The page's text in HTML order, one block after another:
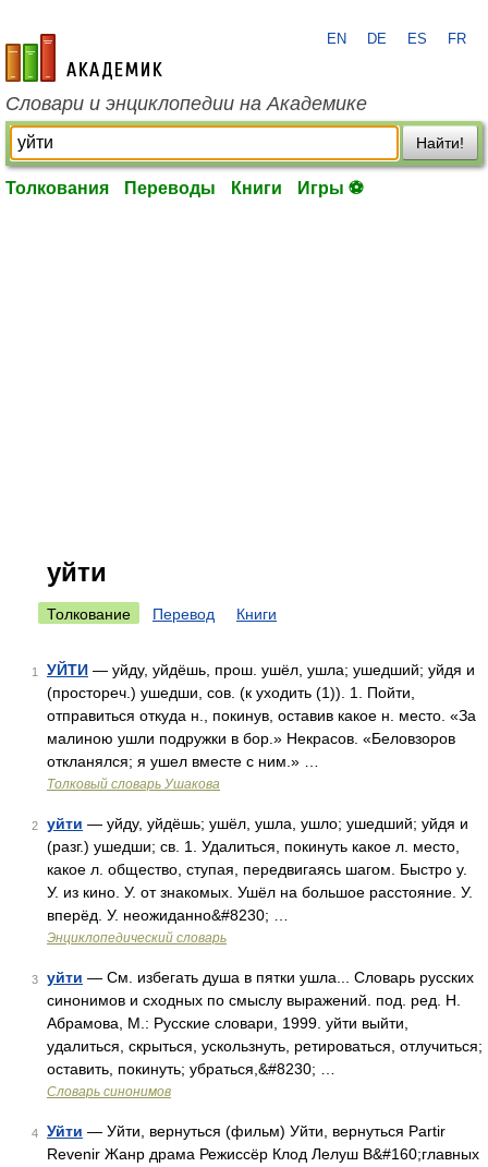
academic.ru
EN DE ES FR
Словари и энциклопедии на Академике
Найти!
Толкования Переводы Книги Игры ⚽
уйти
Толкование Перевод Книги
1 УЙТИ — уйду, уйдёшь, прош. ушёл, ушла; ушедший; уйдя и
(простореч.) ушедши, сов. (к уходить (1)). 1. Пойти,
отправиться откуда н., покинув, оставив какое н. место. «За
малиною ушли подружки в бор.» Некрасов. «Беловзоров
откланялся; я ушел вместе с ним.» …
Толковый словарь Ушакова
2 уйти — уйду, уйдёшь; ушёл, ушла, ушло; ушедший; уйдя и
(разг.) ушедши; св. 1. Удалиться, покинуть какое л. место,
какое л. общество, ступая, передвигаясь шагом. Быстро у.
У. из кино. У. от знакомых. Ушёл на большое расстояние. У.
вперёд. У. неожиданно&#8230; …
Энциклопедический словарь
3 уйти — См. избегать душа в пятки ушла... Словарь русских
синонимов и сходных по смыслу выражений. под. ред. Н.
Абрамова, М.: Русские словари, 1999. уйти выйти,
удалиться, скрыться, ускользнуть, ретироваться, отлучиться;
оставить, покинуть; убраться,&#8230; …
Словарь синонимов
4 Уйти — Уйти, вернуться (фильм) Уйти, вернуться Partir
Revenir Жанр драма Режиссёр Клод Лелуш В&#160;главных